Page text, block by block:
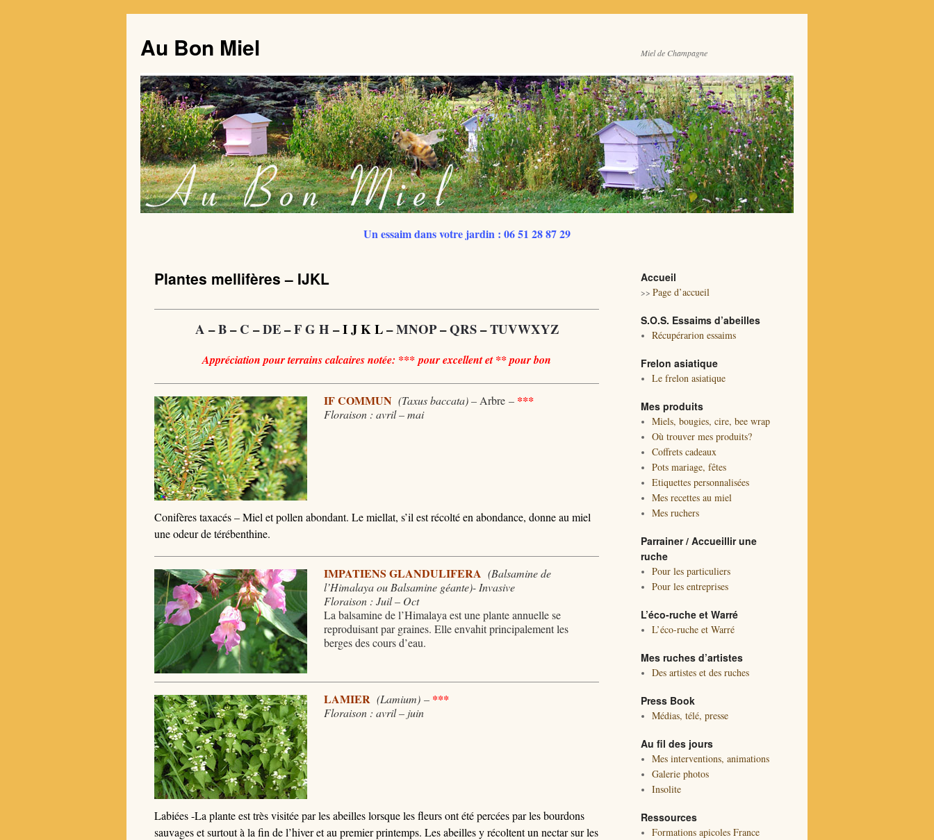
Au Bon Miel Miel de Champagne
Un essaim dans votre jardin : 06 51 28 87 29
Plantes mellifères – IJKL
A –B–C –DE–F G H – I J K L –MNOP–QRS–TUVWXYZ
Appréciation pour terrains calcaires notée: *** pour excellent et ** pour bon
IF COMMUN (Taxus baccata) – Arbre – ***
Floraison : avril – mai
Conifères taxacés – Miel et pollen abondant. Le miellat, s’il est récolté en abondance, donne au miel
une odeur de térébenthine.
IMPATIENS GLANDULIFERA (Balsamine de
l’Himalaya ou Balsamine géante)- Invasive
Floraison : Juil – Oct
La balsamine de l’Himalaya est une plante annuelle se
reproduisant par graines. Elle envahit principalement les
berges des cours d’eau.
LAMIER (Lamium) – ***
Floraison : avril – juin
Labiées -La plante est très visitée par les abeilles lorsque les fleurs ont été percées par les bourdons
sauvages et surtout à la fin de l’hiver et au premier printemps. Les abeilles y récoltent un nectar sur les
Accueil
>> Page d’accueil
S.O.S. Essaims d’abeilles
Récupérarion essaims
Frelon asiatique
Le frelon asiatique
Mes produits
Miels, bougies, cire, bee wrap
Où trouver mes produits?
Coffrets cadeaux
Pots mariage, fêtes
Etiquettes personnalisées
Mes recettes au miel
Mes ruchers
Parrainer / Accueillir une
ruche
Pour les particuliers
Pour les entreprises
L’éco-ruche et Warré
L’éco-ruche et Warré
Mes ruches d’artistes
Des artistes et des ruches
Press Book
Médias, télé, presse
Au fil des jours
Mes interventions, animations
Galerie photos
Insolite
Ressources
Formations apicoles France